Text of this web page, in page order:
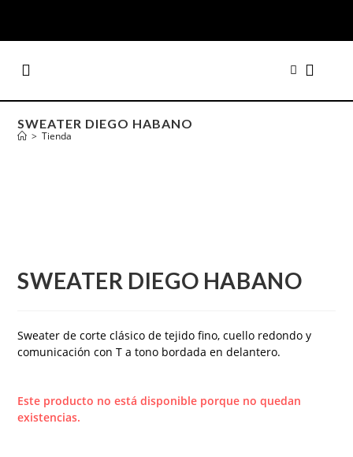
SWEATER DIEGO HABANO
> Tienda
SWEATER DIEGO HABANO
Sweater de corte clásico de tejido fino, cuello redondo y
comunicación con T a tono bordada en delantero.
Este producto no está disponible porque no quedan
existencias.